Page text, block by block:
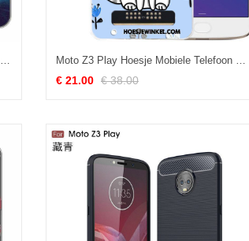
Moto Z3 Play Hoesje Bescherming Scheppend Nieuw, Moto Z3 Play Hoesje Siliconen Zacht Moto Z3 Play Hoesje Mobiele Telefoon Trend All Inclusive, Moto Z3 Play Hoesje Blauw Hoes
€ 21.00 € 38.00